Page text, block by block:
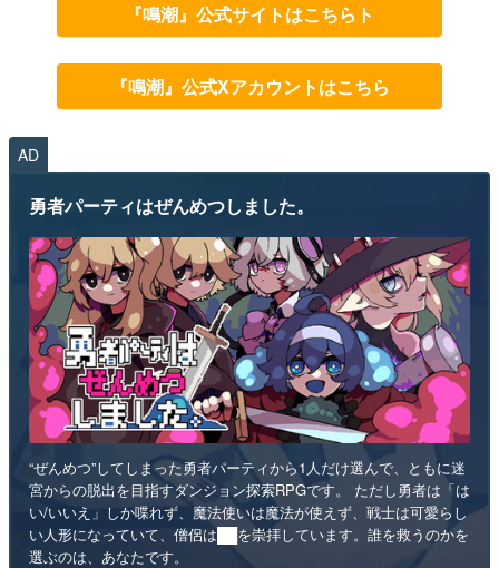
『鳴潮』公式サイトはこちらト
『鳴潮』公式Xアカウントはこちら
AD
勇者パーティはぜんめつしました。
“ぜんめつ”してしまった勇者パーティから1人だけ選んで、ともに迷
宮からの脱出を目指すダンジョン探索RPGです。 ただし勇者は「は
い/いいえ」しか喋れず、魔法使いは魔法が使えず、戦士は可愛らし
い人形になっていて、僧侶は██を崇拝しています。誰を救うのかを
選ぶのは、あなたです。